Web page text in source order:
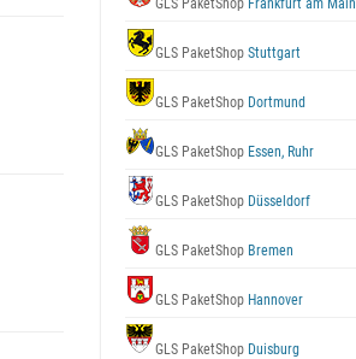
GLS PaketShop Frankfurt am Main
GLS PaketShop Stuttgart
GLS PaketShop Dortmund
GLS PaketShop Essen, Ruhr
GLS PaketShop Düsseldorf
GLS PaketShop Bremen
GLS PaketShop Hannover
GLS PaketShop Duisburg